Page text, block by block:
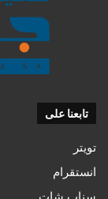
تابعنا على
تويتر
انستقرام